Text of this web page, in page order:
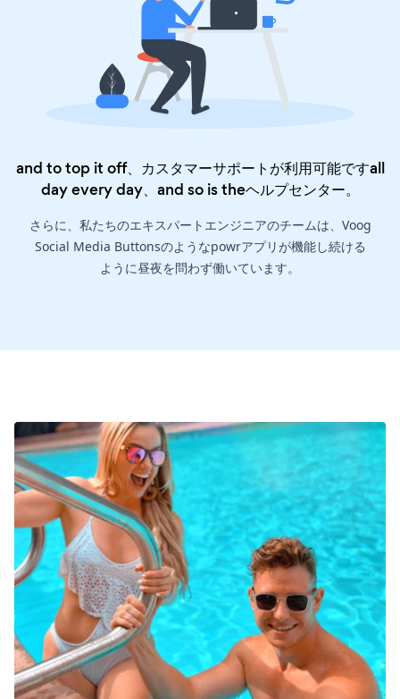
and to top it off、カスタマーサポートが利用可能ですall
day every day、and so is theヘルプセンター。
さらに、私たちのエキスパートエンジニアのチームは、Voog
Social Media Buttonsのようなpowrアプリが機能し続ける
ように昼夜を問わず働いています。